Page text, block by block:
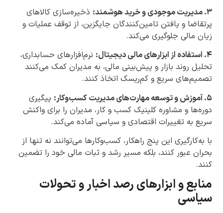
۳. مدیریت موجودی و خرید هوشمند:
ذخیره‌سازی کالاهای
پرتقاضا و یافتن تامین‌کنندگان جایگزین، از توقف عملیات و
زیان مالی جلوگیری می‌کند.
۴. استفاده از ابزارهای مالی دیجیتال:
نرم‌افزارهای حسابداری،
تحلیل روند بازار و پیش‌بینی مالی، به مدیران کمک می‌کنند
تصمیم‌های سریع و کم‌ریسک اتخاذ کنند.
۵. آموزش و توسعه مهارت‌های مدیریت کسب‌وکار:
پیگیری
دوره‌ها و مشاوره کلینیک کسب و کار، مدیران را برای واکنش
سریع به تغییرات اقتصادی و سیاسی آماده می‌کند.
با به‌کارگیری این پنج راهکار، کسب‌وکارها می‌توانند نه تنها از
بحران عبور کنند، بلکه مسیر رشد و ثبات مالی خود را تضمین
کنند.
منابع و ابزارهای رصد اخبار و تحولات
سیاسی